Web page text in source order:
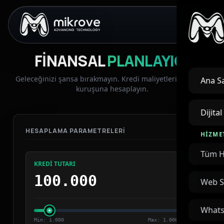
Ana
Dijital
Tüm
Web
FINANSALPLANLAYICI
Geleceğinizi şansa bırakmayın. Kredi maliyetlerini kuruşu
kuruşuna hesaplayın.
HESAPLAMA PARAMETRELERI
KREDI TUTARI
Min: 1.000 Max: 1.000.000